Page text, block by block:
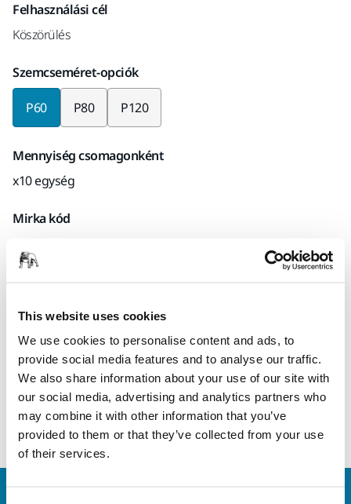
This website uses cookies
We use cookies to personalise content and ads, to
provide social media features and to analyse our traffic.
We also share information about your use of our site with
our social media, advertising and analytics partners who
may combine it with other information that you’ve
provided to them or that they’ve collected from your use
of their services.
Felhasználási cél
Köszörülés
Szemcseméret-opciók
P60 P80 P120
Mennyiség csomagonként
x10 egység
Mirka kód
Termékinformációk
Műszaki részletek
Faipari, fém, lakk, műanyag és festék köszörülésére
alkalmas orsós lamellás korong.